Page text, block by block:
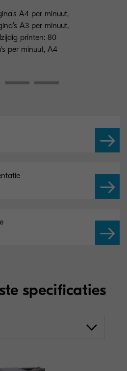
A4 per minuut,
A3 per minuut,
printen: 80
per minuut, A4
specificaties